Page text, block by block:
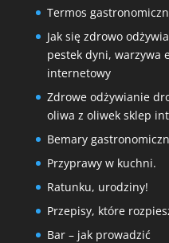
Termos
Jak się zdrowo
pestek dyni, warzywa
internetowy
Zdrowe odżywianie
oliwa z oliwek sklep
Bemary
Przyprawy w kuchni.
Ratunku, urodziny!
Przepisy, które
Bar – jak prowadzić